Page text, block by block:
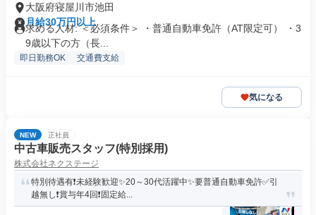
大阪府寝屋川市池田
月給30万円以上
求める人材: ＜必須条件＞ ・普通自動車免許（AT限定可） ・3
9歳以下の方（長...
即日勤務OK 交通費支給
気になる
NEW 正社員
中古車販売スタッフ(特別採用)
株式会社ネクステージ
特別待遇有❗未経験歓迎✨20～30代活躍中✨要普通自動車免許✅引
越無し❗賞与年4回❗固定給...